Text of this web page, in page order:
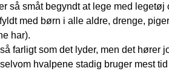
så småt begyndt at lege med legetøj
med børn i alle aldre, drenge,
har).
farligt som det lyder, men det hører
hvalpene stadig bruger mest